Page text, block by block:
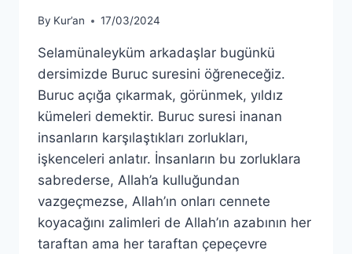
By Kur’an 17/03/2024
Selamünaleyküm arkadaşlar bugünkü
dersimizde Buruc suresini öğreneceğiz.
Buruc açığa çıkarmak, görünmek, yıldız
kümeleri demektir. Buruc suresi inanan
insanların karşılaştıkları zorlukları,
işkenceleri anlatır. İnsanların bu zorluklara
sabrederse, Allah’a kulluğundan
vazgeçmezse, Allah’ın onları cennete
koyacağını zalimleri de Allah’ın azabının her
taraftan ama her taraftan çepeçevre